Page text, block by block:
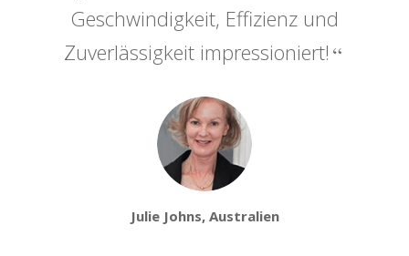
Geschwindigkeit, Effizienz und
Zuverlässigkeit impressioniert!
Julie Johns, Australien